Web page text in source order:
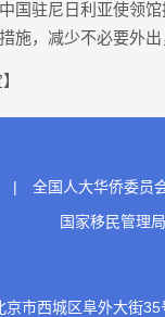
驻尼日利亚使领馆
施，减少不必要外
|
全国人大华侨委员
国家移民管理局
京市西城区阜外大街